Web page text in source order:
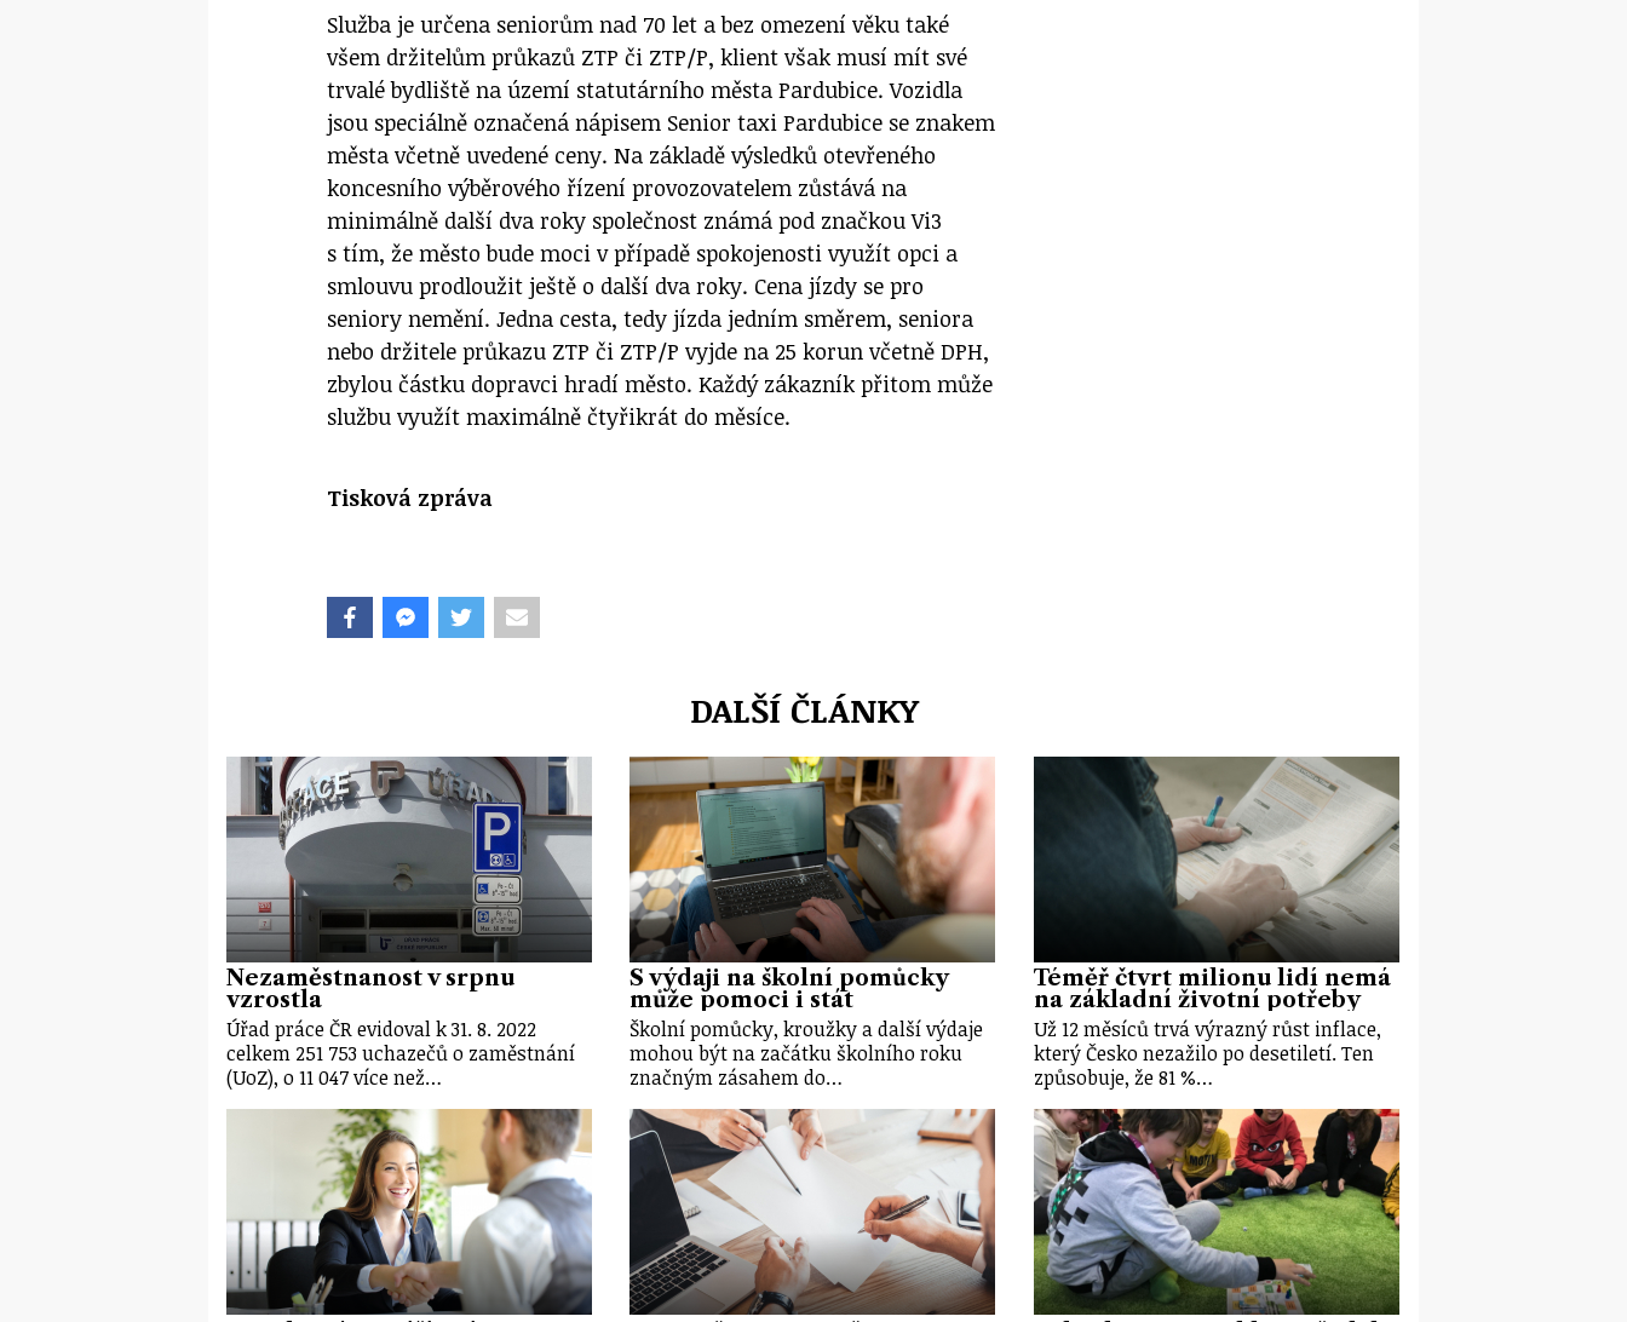
Služba je určena seniorům nad 70 let a bez omezení věku také
všem držitelům průkazů ZTP či ZTP/P, klient však musí mít své
trvalé bydliště na území statutárního města Pardubice. Vozidla
jsou speciálně označená nápisem Senior taxi Pardubice se znakem
města včetně uvedené ceny. Na základě výsledků otevřeného
koncesního výběrového řízení provozovatelem zůstává na
minimálně další dva roky společnost známá pod značkou Vi3
s tím, že město bude moci v případě spokojenosti využít opci a
smlouvu prodloužit ještě o další dva roky. Cena jízdy se pro
seniory nemění. Jedna cesta, tedy jízda jedním směrem, seniora
nebo držitele průkazu ZTP či ZTP/P vyjde na 25 korun včetně DPH,
zbylou částku dopravci hradí město. Každý zákazník přitom může
službu využít maximálně čtyřikrát do měsíce.
Tisková zpráva
DALŠÍ ČLÁNKY
Nezaměstnanost v srpnu
vzrostla
Úřad práce ČR evidoval k 31. 8. 2022
celkem 251 753 uchazečů o zaměstnání
(UoZ), o 11 047 více než…
S výdaji na školní pomůcky
může pomoci i stát
Školní pomůcky, kroužky a další výdaje
mohou být na začátku školního roku
značným zásahem do…
Téměř čtvrt milionu lidí nemá
na základní životní potřeby
Už 12 měsíců trvá výrazný růst inflace,
který Česko nezažilo po desetiletí. Ten
způsobuje, že 81 %…